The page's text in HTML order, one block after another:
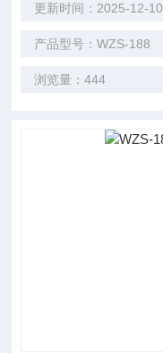
更新时间：2025-12-10
产品型号：WZS-188
浏览量：444